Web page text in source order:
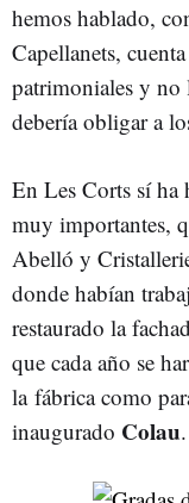
hemos hablado,
Capellanets,
patrimoniales y no
debería obligar a
En Les Corts sí ha
muy importantes,
Abelló y
donde habían
restaurado la
que cada año se
la fábrica como
inaugurado Colau.